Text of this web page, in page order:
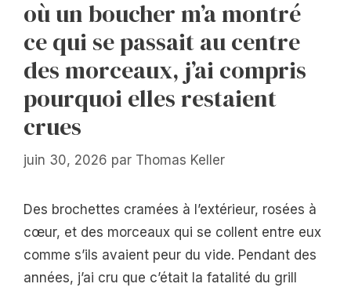
où un boucher m’a montré
ce qui se passait au centre
des morceaux, j’ai compris
pourquoi elles restaient
crues
juin 30, 2026 par Thomas Keller
Des brochettes cramées à l’extérieur, rosées à
cœur, et des morceaux qui se collent entre eux
comme s’ils avaient peur du vide. Pendant des
années, j’ai cru que c’était la fatalité du grill